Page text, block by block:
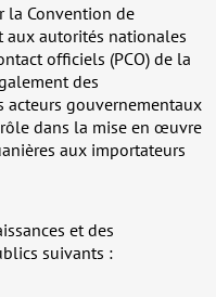
la Convention de
aux autorités nationales
officiels (PCO) de la
des
acteurs gouvernementaux
dans la mise en œuvre
aux importateurs
et des
suivants :